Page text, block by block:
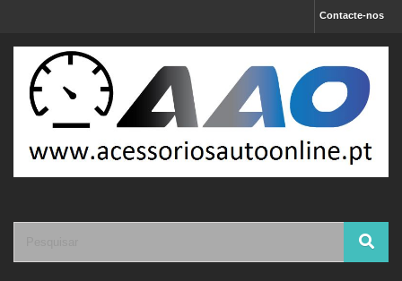
Contacte-nos